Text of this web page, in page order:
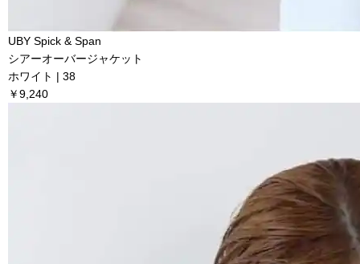
UBY Spick & Span
シアーオーバージャケット
ホワイト | 38
￥9,240